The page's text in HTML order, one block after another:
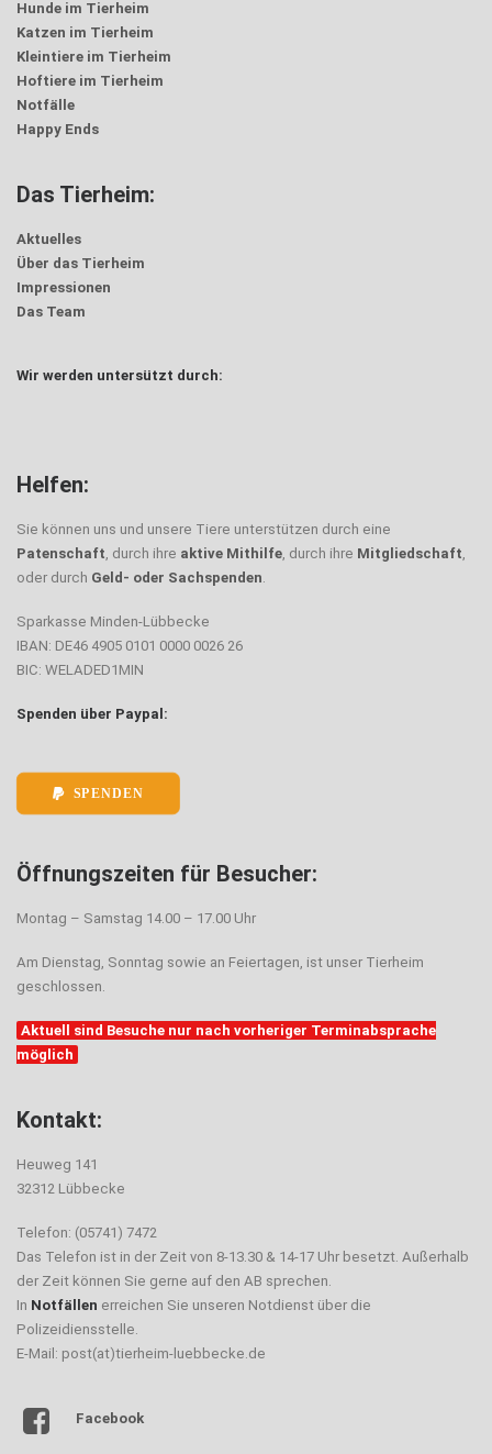
Hunde im Tierheim
Katzen im Tierheim
Kleintiere im Tierheim
Hoftiere im Tierheim
Notfälle
Happy Ends
Das Tierheim:
Aktuelles
Über das Tierheim
Impressionen
Das Team
Wir werden untersützt durch:
Helfen:
Sie können uns und unsere Tiere unterstützen durch eine
Patenschaft, durch ihre aktive Mithilfe, durch ihre Mitgliedschaft,
oder durch Geld- oder Sachspenden.
Sparkasse Minden-Lübbecke
IBAN: DE46 4905 0101 0000 0026 26
BIC: WELADED1MIN
Spenden über Paypal:
SPENDEN
Öffnungszeiten für Besucher:
Montag – Samstag 14.00 – 17.00 Uhr
Am Dienstag, Sonntag sowie an Feiertagen, ist unser Tierheim
geschlossen.
Aktuell sind Besuche nur nach vorheriger Terminabsprache
möglich
Kontakt:
Heuweg 141
32312 Lübbecke
Telefon: (05741) 7472
Das Telefon ist in der Zeit von 8-13.30 & 14-17 Uhr besetzt. Außerhalb
der Zeit können Sie gerne auf den AB sprechen.
In Notfällen erreichen Sie unseren Notdienst über die
Polizeidiensstelle.
E-Mail: post(at)tierheim-luebbecke.de
Facebook